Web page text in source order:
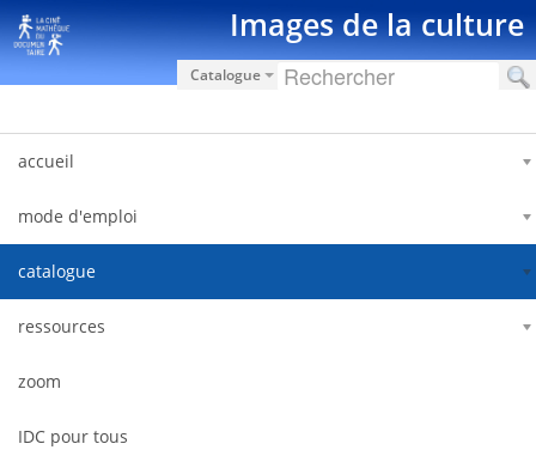
Skip to Content Images de la culture
Catalogue
accueil
mode d'emploi
catalogue
ressources
zoom
IDC pour tous